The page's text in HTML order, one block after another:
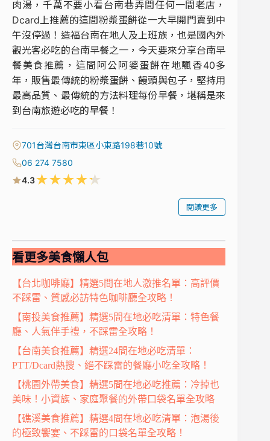
肉湯，千萬不要小看台南巷弄間任何一間老店，
Dcard上推薦的這間粉漿蛋餅從一大早開門賣到中
午沒停過！造福台南在地人及上班族，也是國內外
觀光客必吃的台南早餐之一，今天要來分享台南早
餐美食推薦，這間阿公阿婆蛋餅在地飄香40多
年，販售最傳統的粉漿蛋餅、饅頭與包子，堅持用
最高品質、最傳統的方法料理每份早餐，堪稱是來
到台南旅遊必吃的早餐！
701台灣台南市東區小東路198巷10號
06 274 7580
4.3★★★★★
閱讀更多
看更多美食懶人包
【台北咖啡廳】精選5間在地人激推名單：高評價
不踩雷、質感必訪特色咖啡廳全攻略！
【南投美食推薦】精選5間在地必吃清單：特色餐
廳、人氣伴手禮，不踩雷全攻略！
【台南美食推薦】精選24間在地必吃清單：
PTT/Dcard熱搜、絕不踩雷的餐廳小吃全攻略！
【桃園外帶美食】精選5間在地必吃推薦：冷掉也
美味！小資族、家庭聚餐的外帶口袋名單全攻略
【礁溪美食推薦】精選4間在地必吃清單：泡湯後
的極致饗宴、不踩雷的口袋名單全攻略！